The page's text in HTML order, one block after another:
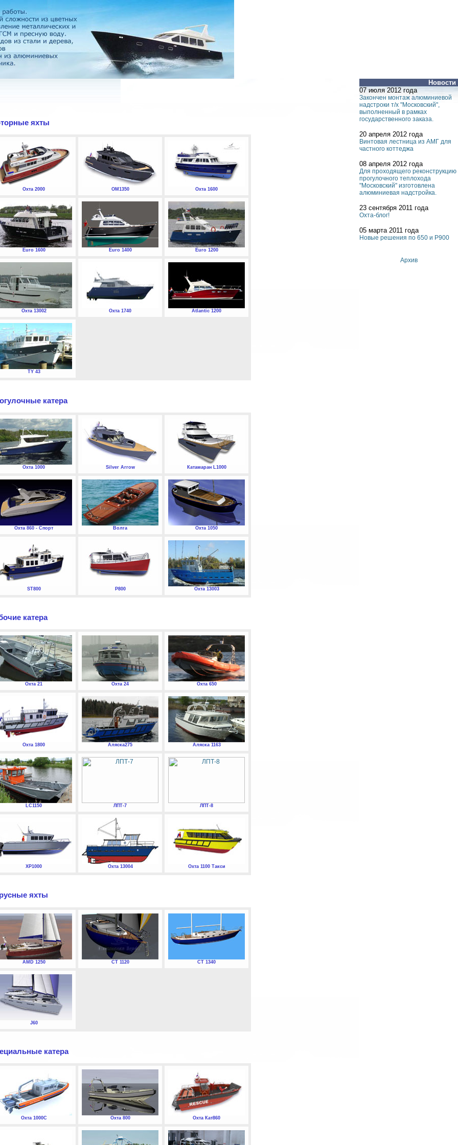
Новости
07 июля 2012 года
Закончен монтаж алюминиевой
надстроки т/х "Московский",
выполненный в рамках
государственного заказа.
20 апреля 2012 года
Винтовая лестница из АМГ для
частного коттеджа
08 апреля 2012 года
Для проходящего реконструкцию
прогулочного теплохода
"Московский" изготовлена
алюминиевая надстройка.
23 сентября 2011 года
Охта-блог!
05 марта 2011 года
Новые решения по 650 и P900
Архив
яхты
Охта 2000 ОМ1350 Охта 1600
Euro 1600 Euro 1400 Euro 1200
Охта 13002 Охта 1740 Atlantic 1200
TY 43
катера
Охта 1000 Silver Arrow Катамаран L1000
Охта 860 - Спорт Волга Охта 1050
ST800 P800 Охта 13003
катера
Охта 21 Охта 24 Охта 650
Охта 1800 Аляска275 Аляска 1163
LC1150 ЛПТ-7 ЛПТ-8
XP1000 Охта 13004 Охта 1100 Такси
яхты
AMD 1250 СТ 1120 СТ 1340
J60
катера
Охта 1000С Охта 800 Охта Кат860